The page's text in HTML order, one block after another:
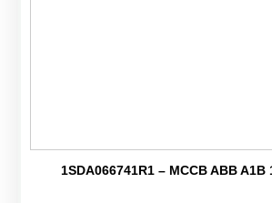
1SDA066741R1 – MCCB ABB A1B